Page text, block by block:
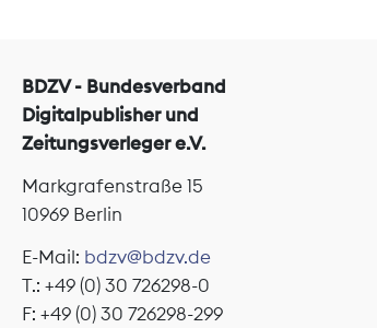
BDZV - Bundesverband
Digitalpublisher und
Zeitungsverleger e.V.
Markgrafenstraße 15
10969 Berlin
E-Mail: bdzv@bdzv.de
T.: +49 (0) 30 726298-0
F: +49 (0) 30 726298-299